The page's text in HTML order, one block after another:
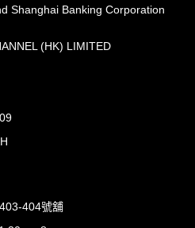
Shanghai Banking Corporation
(HK) LIMITED
404號舖